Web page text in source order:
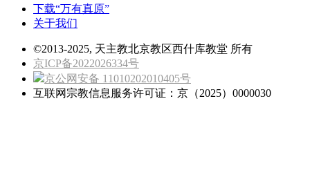
下载“万有真原”
关于我们
©2013-2025, 天主教北京教区西什库教堂 所有
京ICP备2022026334号
京公网安备 11010202010405号
互联网宗教信息服务许可证：京（2025）0000030